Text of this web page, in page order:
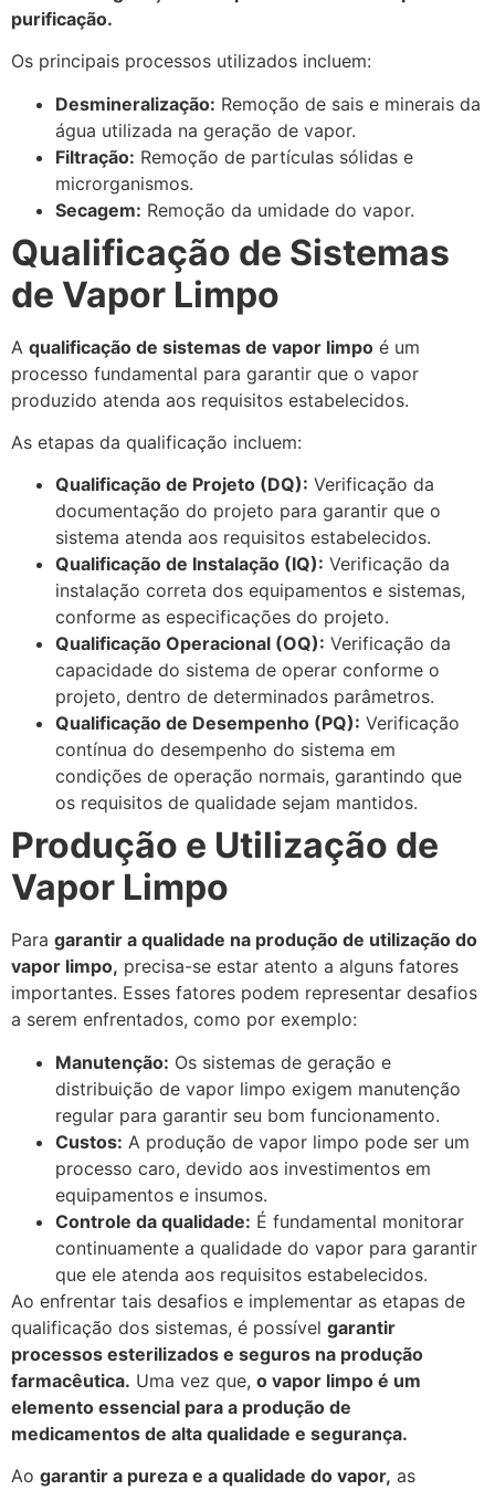
purificação.
Os principais processos utilizados incluem:
Desmineralização: Remoção de sais e minerais da
água utilizada na geração de vapor.
Filtração: Remoção de partículas sólidas e
microrganismos.
Secagem: Remoção da umidade do vapor.
Qualificação de Sistemas
de Vapor Limpo
A qualificação de sistemas de vapor limpo é um
processo fundamental para garantir que o vapor
produzido atenda aos requisitos estabelecidos.
As etapas da qualificação incluem:
Qualificação de Projeto (DQ): Verificação da
documentação do projeto para garantir que o
sistema atenda aos requisitos estabelecidos.
Qualificação de Instalação (IQ): Verificação da
instalação correta dos equipamentos e sistemas,
conforme as especificações do projeto.
Qualificação Operacional (OQ): Verificação da
capacidade do sistema de operar conforme o
projeto, dentro de determinados parâmetros.
Qualificação de Desempenho (PQ): Verificação
contínua do desempenho do sistema em
condições de operação normais, garantindo que
os requisitos de qualidade sejam mantidos.
Produção e Utilização de
Vapor Limpo
Para garantir a qualidade na produção de utilização do
vapor limpo, precisa-se estar atento a alguns fatores
importantes. Esses fatores podem representar desafios
a serem enfrentados, como por exemplo:
Manutenção: Os sistemas de geração e
distribuição de vapor limpo exigem manutenção
regular para garantir seu bom funcionamento.
Custos: A produção de vapor limpo pode ser um
processo caro, devido aos investimentos em
equipamentos e insumos.
Controle da qualidade: É fundamental monitorar
continuamente a qualidade do vapor para garantir
que ele atenda aos requisitos estabelecidos.
Ao enfrentar tais desafios e implementar as etapas de
qualificação dos sistemas, é possível garantir
processos esterilizados e seguros na produção
farmacêutica. Uma vez que, o vapor limpo é um
elemento essencial para a produção de
medicamentos de alta qualidade e segurança.
Ao garantir a pureza e a qualidade do vapor, as